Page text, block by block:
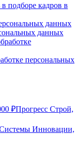
подборе кадров в
данных
персональных
₽Прогресс Строй,
Инновации,